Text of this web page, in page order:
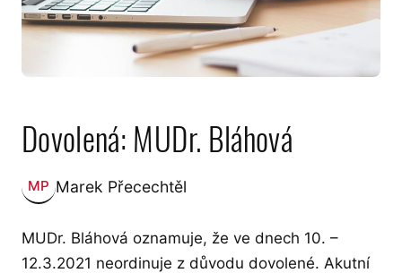
Dovolená: MUDr. Bláhová
MP Zveřejnil:
Marek Přecechtěl
MUDr. Bláhová oznamuje, že ve dnech 10. –
12.3.2021 neordinuje z důvodu dovolené. Akutní